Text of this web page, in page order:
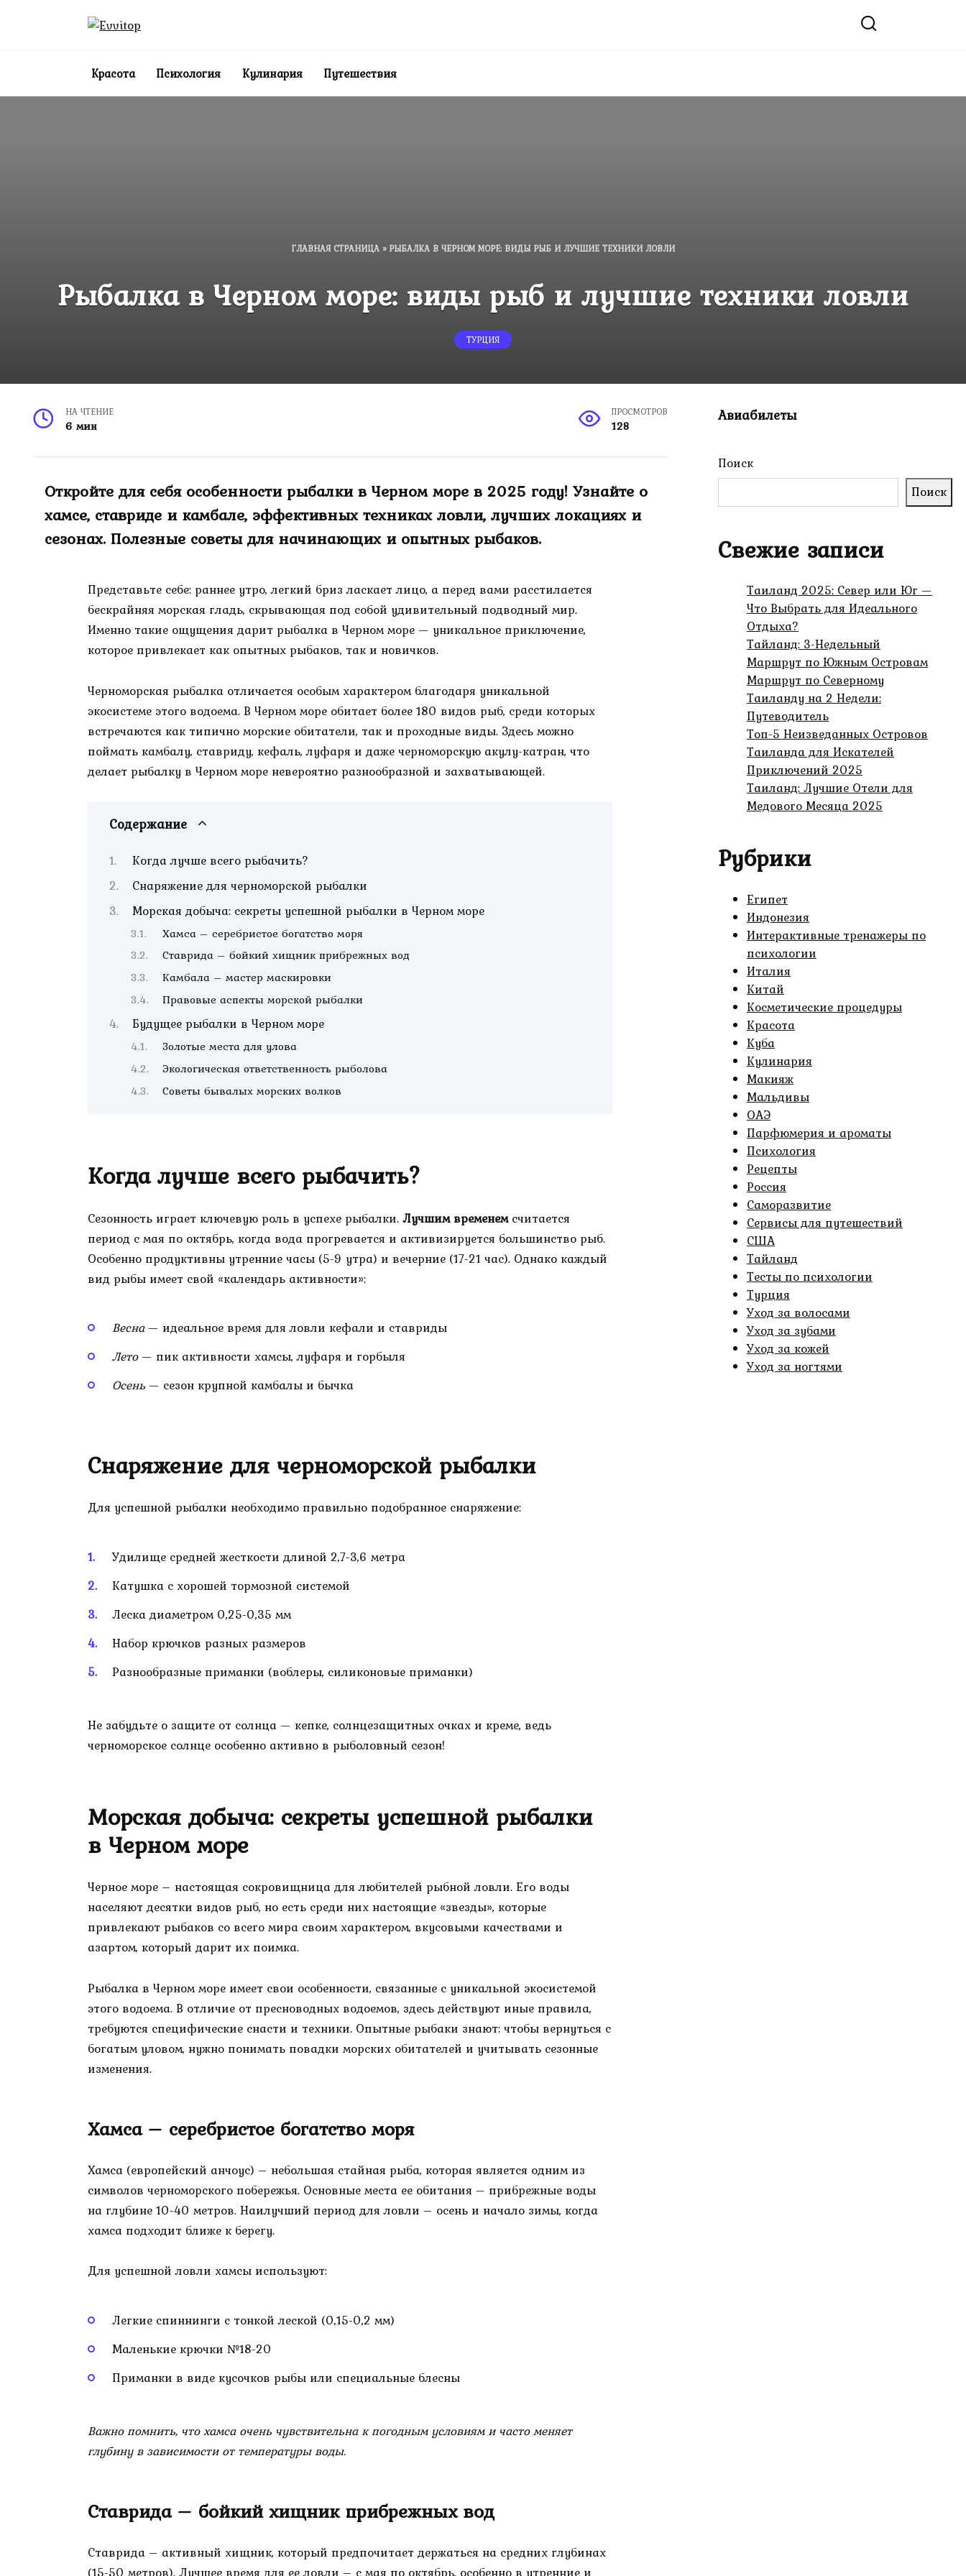
Красота Психология Кулинария Путешествия
ГЛАВНАЯ СТРАНИЦА» РЫБАЛКА В ЧЕРНОМ МОРЕ: ВИДЫ РЫБ И ЛУЧШИЕ ТЕХНИКИ ЛОВЛИ
Рыбалка в Черном море: виды рыб и лучшие техники ловли
ТУРЦИЯ
НА ЧТЕНИЕ
6 мин
ПРОСМОТРОВ
128
Откройте для себя особенности рыбалки в Черном море в 2025 году! Узнайте о
хамсе, ставриде и камбале, эффективных техниках ловли, лучших локациях и
сезонах. Полезные советы для начинающих и опытных рыбаков.
Представьте себе: раннее утро, легкий бриз ласкает лицо, а перед вами расстилается
бескрайняя морская гладь, скрывающая под собой удивительный подводный мир.
Именно такие ощущения дарит рыбалка в Черном море — уникальное приключение,
которое привлекает как опытных рыбаков, так и новичков.
Черноморская рыбалка отличается особым характером благодаря уникальной
экосистеме этого водоема. В Черном море обитает более 180 видов рыб, среди которых
встречаются как типично морские обитатели, так и проходные виды. Здесь можно
поймать камбалу, ставриду, кефаль, луфаря и даже черноморскую акулу-катран, что
делает рыбалку в Черном море невероятно разнообразной и захватывающей.
Содержание
Когда лучше всего рыбачить?
Снаряжение для черноморской рыбалки
Морская добыча: секреты успешной рыбалки в Черном море
Хамса – серебристое богатство моря
Ставрида – бойкий хищник прибрежных вод
Камбала – мастер маскировки
Правовые аспекты морской рыбалки
Будущее рыбалки в Черном море
Золотые места для улова
Экологическая ответственность рыболова
Советы бывалых морских волков
Когда лучше всего рыбачить?
Сезонность играет ключевую роль в успехе рыбалки.Лучшим временемсчитается
период с мая по октябрь, когда вода прогревается и активизируется большинство рыб.
Особенно продуктивны утренние часы (5-9 утра) и вечерние (17-21 час). Однако каждый
вид рыбы имеет свой «календарь активности»:
Весна— идеальное время для ловли кефали и ставриды
Лето— пик активности хамсы, луфаря и горбыля
Осень — сезон крупной камбалы и бычка
Снаряжение для черноморской рыбалки
Для успешной рыбалки необходимо правильно подобранное снаряжение:
Удилище средней жесткости длиной 2,7-3,6 метра
Катушка с хорошей тормозной системой
Леска диаметром 0,25-0,35 мм
Набор крючков разных размеров
Разнообразные приманки (воблеры, силиконовые приманки)
Не забудьте о защите от солнца — кепке, солнцезащитных очках и креме, ведь
черноморское солнце особенно активно в рыболовный сезон!
Морская добыча: секреты успешной рыбалки
в Черном море
Черное море – настоящая сокровищница для любителей рыбной ловли. Его воды
населяют десятки видов рыб, но есть среди них настоящие «звезды», которые
привлекают рыбаков со всего мира своим характером, вкусовыми качествами и
азартом, который дарит их поимка.
Рыбалка в Черном море имеет свои особенности, связанные с уникальной экосистемой
этого водоема. В отличие от пресноводных водоемов, здесь действуют иные правила,
требуются специфические снасти и техники. Опытные рыбаки знают: чтобы вернуться с
богатым уловом, нужно понимать повадки морских обитателей и учитывать сезонные
изменения.
Хамса – серебристое богатство моря
Хамса (европейский анчоус) – небольшая стайная рыба, которая является одним из
символов черноморского побережья. Основные места ее обитания – прибрежные воды
на глубине 10-40 метров. Наилучший период для ловли – осень и начало зимы, когда
хамса подходит ближе к берегу.
Для успешной ловли хамсы используют:
Легкие спиннинги с тонкой леской (0,15-0,2 мм)
Маленькие крючки №18-20
Приманки в виде кусочков рыбы или специальные блесны
Важно помнить, что хамса очень чувствительна к погодным условиям и часто меняет
глубину в зависимости от температуры воды.
Ставрида – бойкий хищник прибрежных вод
Ставрида – активный хищник, который предпочитает держаться на средних глубинах
(15-50 метров). Лучшее время для ее ловли – с мая по октябрь, особенно в утренние и
Авиабилеты
Поиск
Поиск
Свежие записи
Таиланд 2025: Север или Юг —
Что Выбрать для Идеального
Отдыха?
Тайланд: 3-Недельный
Маршрут по Южным Островам
Маршрут по Северному
Таиланду на 2 Недели:
Путеводитель
Топ-5 Неизведанных Островов
Таиланда для Искателей
Приключений 2025
Таиланд: Лучшие Отели для
Медового Месяца 2025
Рубрики
Египет
Индонезия
Интерактивные тренажеры по
психологии
Италия
Китай
Косметические процедуры
Красота
Куба
Кулинария
Макияж
Мальдивы
ОАЭ
Парфюмерия и ароматы
Психология
Рецепты
Россия
Саморазвитие
Сервисы для путешествий
США
Тайланд
Тесты по психологии
Турция
Уход за волосами
Уход за зубами
Уход за кожей
Уход за ногтями